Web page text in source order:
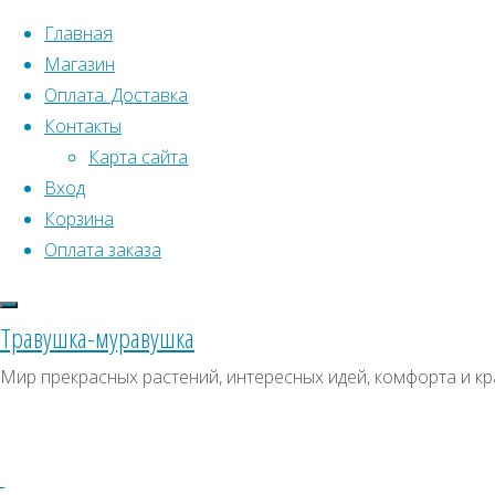
Перейти к содержимому
Главная
Магазин
Оплата. Доставка
Контакты
Карта сайта
Вход
Корзина
Оплата заказа
Травушка-муравушка
Мир прекрасных растений, интересных идей, комфорта и
Что искать:
Поиск
"Nabucco"
Рододендрон
Рододендрон
Искать:
СКИДКИ, АКЦИИ